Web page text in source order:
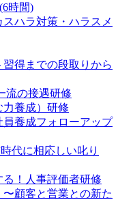
時間)
ハラ対策・ハラスメ
得までの段取りから
流の接遇研修
養成）研修
養成フォローアップ
代に相応しい叱り
！人事評価者研修
顧客と営業との新た